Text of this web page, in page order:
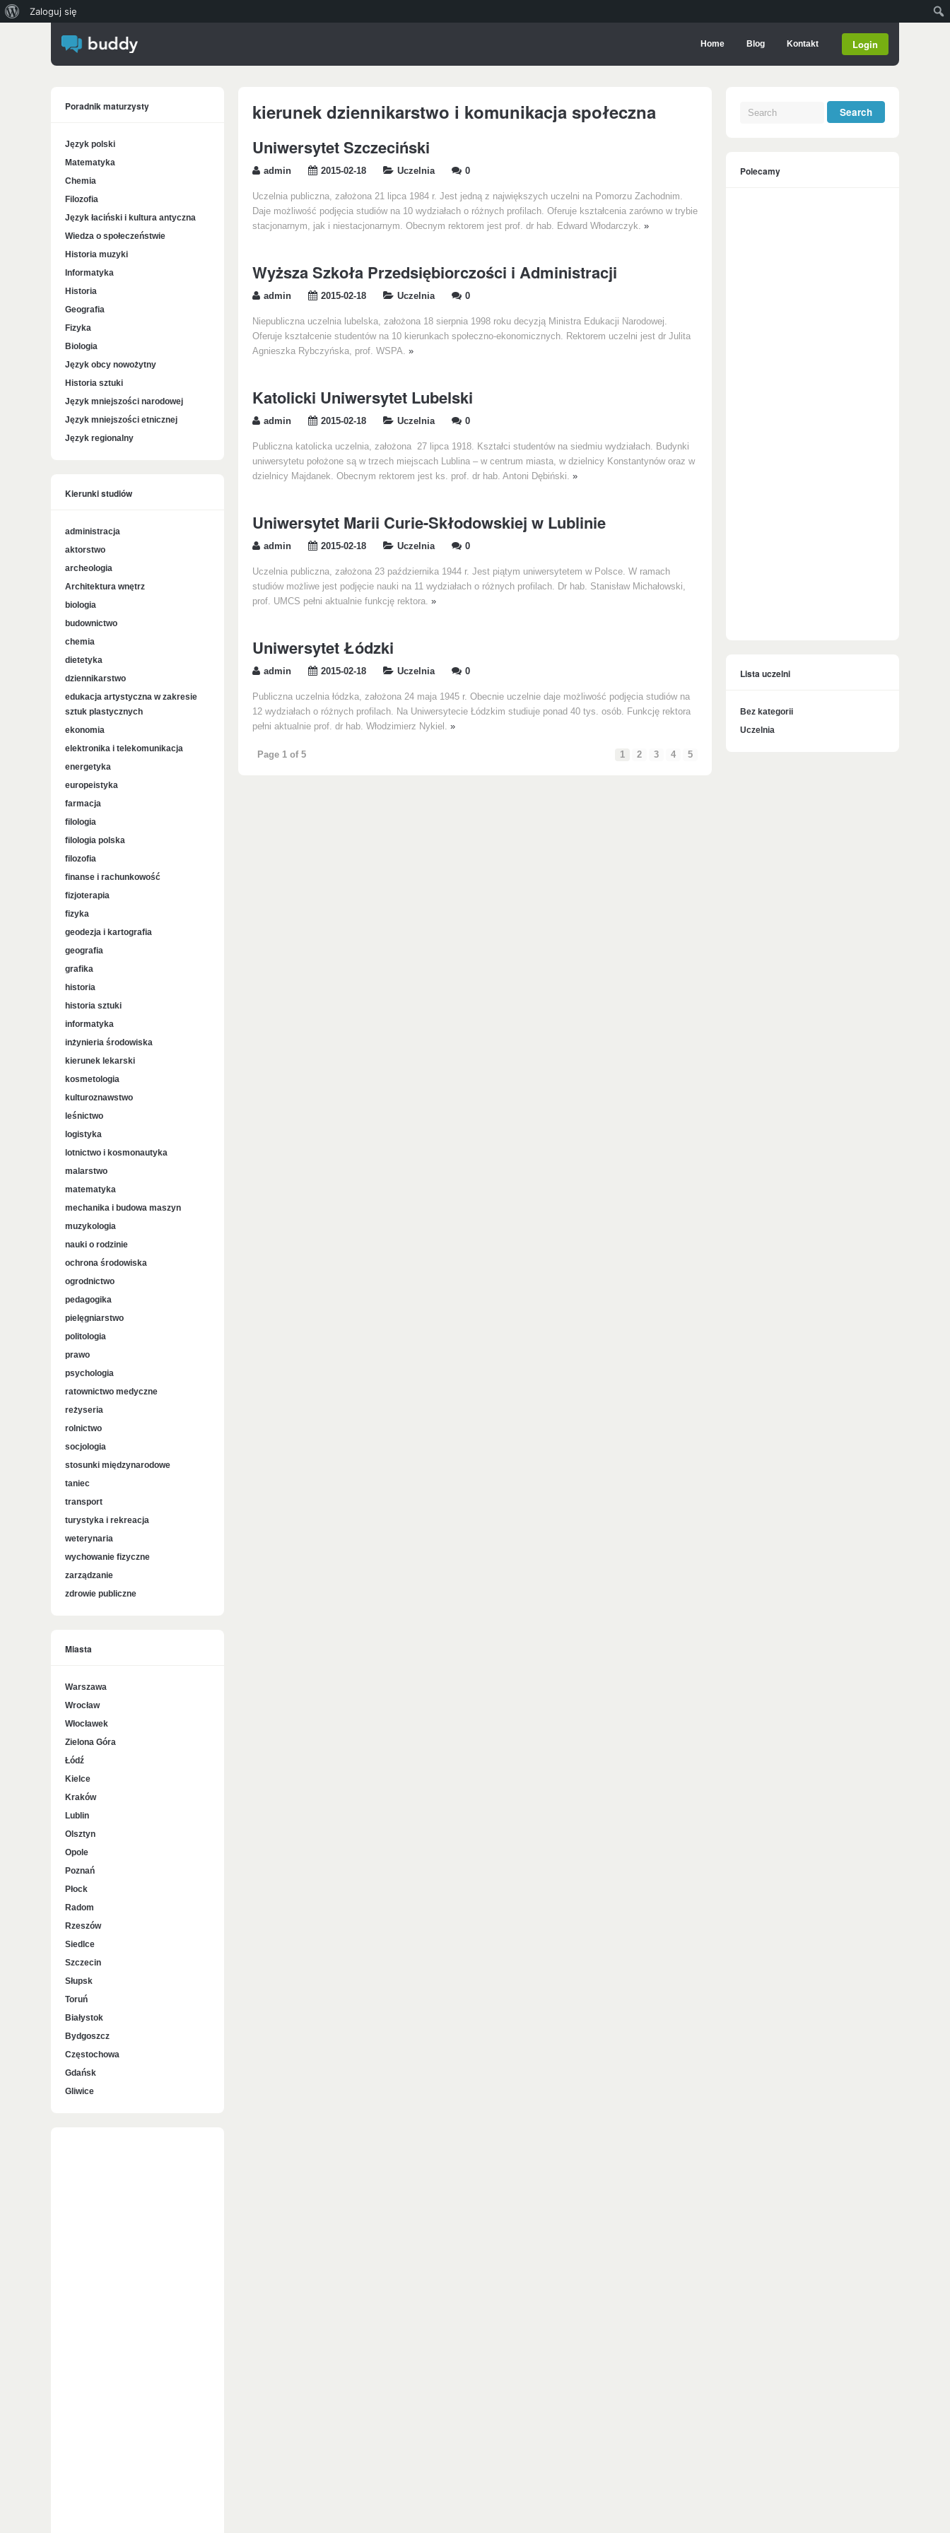
Home Blog Kontakt Login
kierunek dziennikarstwo i komunikacja społeczna
Uniwersytet Szczeciński
admin 2015-02-18 Uczelnia 0
Uczelnia publiczna, założona 21 lipca 1984 r. Jest jedną z największych uczelni na Pomorzu Zachodnim.
Daje możliwość podjęcia studiów na 10 wydziałach o różnych profilach. Oferuje kształcenia zarówno w trybie
stacjonarnym, jak i niestacjonarnym. Obecnym rektorem jest prof. dr hab. Edward Włodarczyk. »
Wyższa Szkoła Przedsiębiorczości i Administracji
admin 2015-02-18 Uczelnia 0
Niepubliczna uczelnia lubelska, założona 18 sierpnia 1998 roku decyzją Ministra Edukacji Narodowej.
Oferuje kształcenie studentów na 10 kierunkach społeczno-ekonomicznych. Rektorem uczelni jest dr Julita
Agnieszka Rybczyńska, prof. WSPA. »
Katolicki Uniwersytet Lubelski
admin 2015-02-18 Uczelnia 0
Publiczna katolicka uczelnia, założona 27 lipca 1918. Kształci studentów na siedmiu wydziałach. Budynki
uniwersytetu położone są w trzech miejscach Lublina – w centrum miasta, w dzielnicy Konstantynów oraz w
dzielnicy Majdanek. Obecnym rektorem jest ks. prof. dr hab. Antoni Dębiński. »
Uniwersytet Marii Curie-Skłodowskiej w Lublinie
admin 2015-02-18 Uczelnia 0
Uczelnia publiczna, założona 23 października 1944 r. Jest piątym uniwersytetem w Polsce. W ramach
studiów możliwe jest podjęcie nauki na 11 wydziałach o różnych profilach. Dr hab. Stanisław Michałowski,
prof. UMCS pełni aktualnie funkcję rektora. »
Uniwersytet Łódzki
admin 2015-02-18 Uczelnia 0
Publiczna uczelnia łódzka, założona 24 maja 1945 r. Obecnie uczelnie daje możliwość podjęcia studiów na
12 wydziałach o różnych profilach. Na Uniwersytecie Łódzkim studiuje ponad 40 tys. osób. Funkcję rektora
pełni aktualnie prof. dr hab. Włodzimierz Nykiel. »
Page 1 of 5 1 2 3 4 5
Poradnik maturzysty
Język polski
Matematyka
Chemia
Filozofia
Język łaciński i kultura antyczna
Wiedza o społeczeństwie
Historia muzyki
Informatyka
Historia
Geografia
Fizyka
Biologia
Język obcy nowożytny
Historia sztuki
Język mniejszości narodowej
Język mniejszości etnicznej
Język regionalny
Kierunki studiów
administracja
aktorstwo
archeologia
Architektura wnętrz
biologia
budownictwo
chemia
dietetyka
dziennikarstwo
edukacja artystyczna w zakresie
sztuk plastycznych
ekonomia
elektronika i telekomunikacja
energetyka
europeistyka
farmacja
filologia
filologia polska
filozofia
finanse i rachunkowość
fizjoterapia
fizyka
geodezja i kartografia
geografia
grafika
historia
historia sztuki
informatyka
inżynieria środowiska
kierunek lekarski
kosmetologia
kulturoznawstwo
leśnictwo
logistyka
lotnictwo i kosmonautyka
malarstwo
matematyka
mechanika i budowa maszyn
muzykologia
nauki o rodzinie
ochrona środowiska
ogrodnictwo
pedagogika
pielęgniarstwo
politologia
prawo
psychologia
ratownictwo medyczne
reżyseria
rolnictwo
socjologia
stosunki międzynarodowe
taniec
transport
turystyka i rekreacja
weterynaria
wychowanie fizyczne
zarządzanie
zdrowie publiczne
Miasta
Warszawa
Wrocław
Włocławek
Zielona Góra
Łódź
Kielce
Kraków
Lublin
Olsztyn
Opole
Poznań
Płock
Radom
Rzeszów
Siedlce
Szczecin
Słupsk
Toruń
Białystok
Bydgoszcz
Częstochowa
Gdańsk
Gliwice
Polecamy
Lista uczelni
Bez kategorii
Uczelnia
WordPressie
Zaloguj się